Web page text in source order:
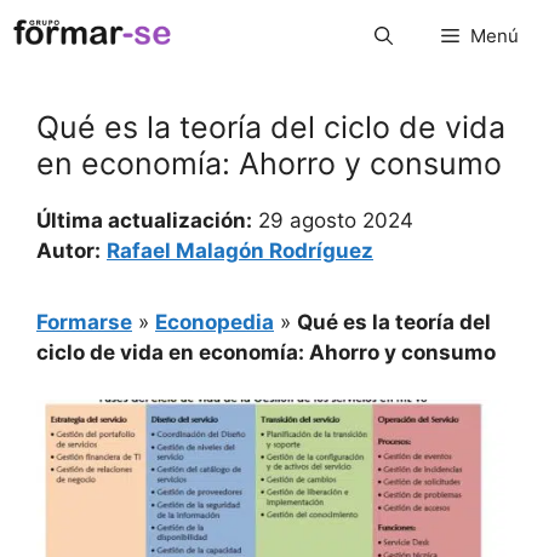
Saltar
al
Menú
Qué es la teoría del ciclo de vida
en economía: Ahorro y consumo
Última actualización: 29 agosto 2024
Autor: Rafael Malagón Rodríguez
Formarse » Econopedia » Qué es la teoría del
ciclo de vida en economía: Ahorro y consumo